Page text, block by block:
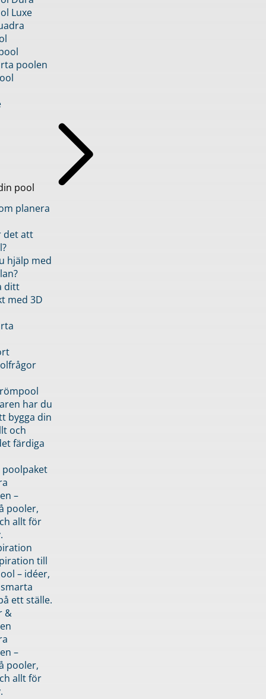
Luxe
poolen
pool
planera
det att
hjälp med
ditt
med 3D
har du
bygga din
och
färdiga
–
pooler,
allt för
till
– idéer,
ett ställe.
&
–
pooler,
allt för